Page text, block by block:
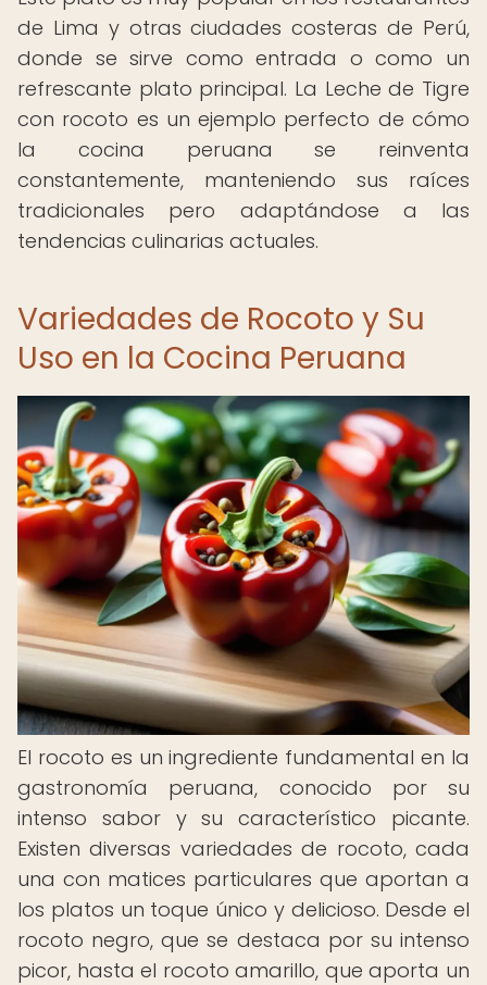
de Lima y otras ciudades costeras de Perú,
donde se sirve como entrada o como un
refrescante plato principal. La Leche de Tigre
con rocoto es un ejemplo perfecto de cómo
la cocina peruana se reinventa
constantemente, manteniendo sus raíces
tradicionales pero adaptándose a las
tendencias culinarias actuales.
Variedades de Rocoto y Su
Uso en la Cocina Peruana
El rocoto es un ingrediente fundamental en la
gastronomía peruana, conocido por su
intenso sabor y su característico picante.
Existen diversas variedades de rocoto, cada
una con matices particulares que aportan a
los platos un toque único y delicioso. Desde el
rocoto negro, que se destaca por su intenso
picor, hasta el rocoto amarillo, que aporta un